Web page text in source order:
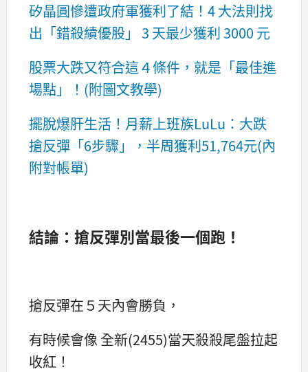
矽晶圓慘遭政府軍獲利了結！4 大法則找
出「錯殺績優股」 3 天最少獲利 3000 元
股票大跌又符合這４條件，就是「最佳進
場點」！(附圖文教學)
擺脫爆肝生活！月薪上班族LuLu：大跌
搶反彈「6步驟」，半周獲利51,764元(內
附對帳單)
結論：搶反彈別當最後一個跑！
搶反彈在５天內會勝負，
有時候會像 全新(2455)當天殺殺尾盤拉起
收紅！